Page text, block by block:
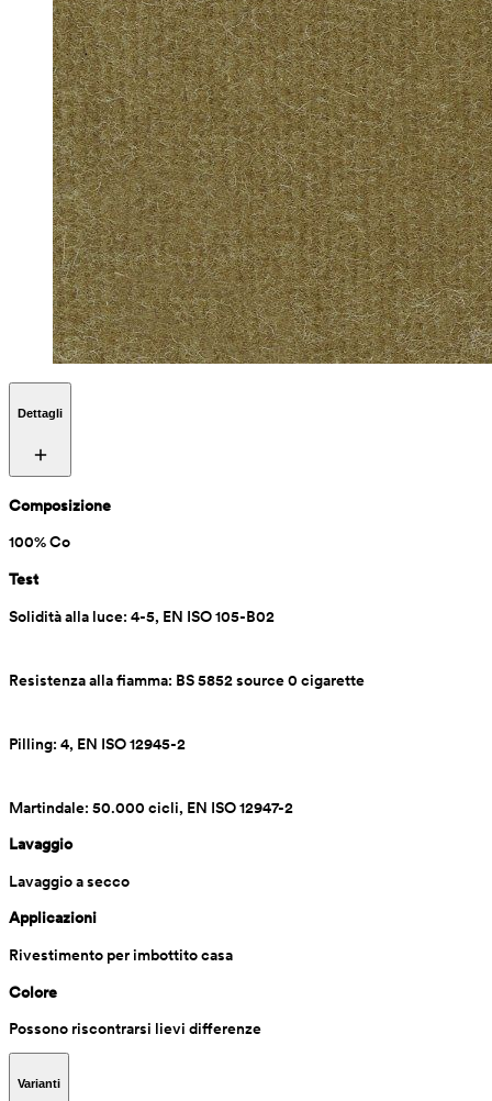
Dettagli
Composizione
100% Co
Test
Solidità alla luce: 4-5, EN ISO 105-B02
Resistenza alla fiamma: BS 5852 source 0 cigarette
Pilling: 4, EN ISO 12945-2
Martindale: 50.000 cicli, EN ISO 12947-2
Lavaggio
Lavaggio a secco
Applicazioni
Rivestimento per imbottito casa
Colore
Possono riscontrarsi lievi differenze
Varianti